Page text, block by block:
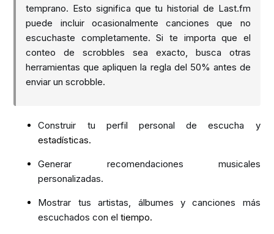
temprano. Esto significa que tu historial de Last.fm
puede incluir ocasionalmente canciones que no
escuchaste completamente. Si te importa que el
conteo de scrobbles sea exacto, busca otras
herramientas que apliquen la regla del 50% antes de
enviar un scrobble.
Construir tu perfil personal de escucha y
estadísticas.
Generar recomendaciones musicales
personalizadas.
Mostrar tus artistas, álbumes y canciones más
escuchados con eltiempo.